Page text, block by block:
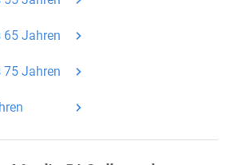
65 Jahren
75 Jahren